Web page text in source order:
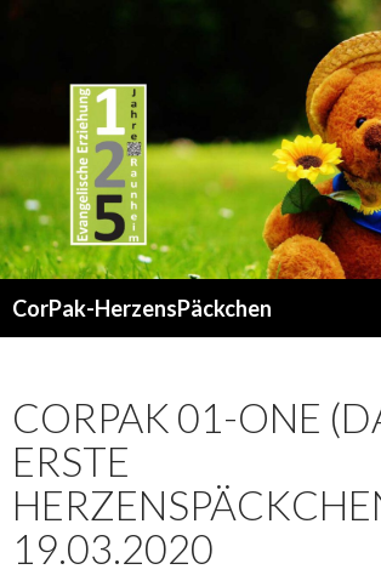
CorPak-HerzensPäckchen
CORPAK 01-ONE
ERSTE
19.03.2020